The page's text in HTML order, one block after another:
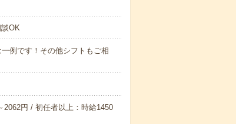
OK
例です！その他シフトもご相
2062円 / 初任者以上：時給1450